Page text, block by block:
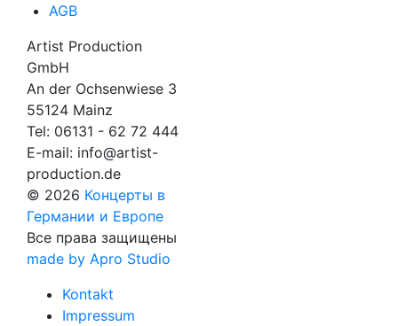
AGB
Artist Production
GmbH
An der Ochsenwiese 3
55124 Mainz
Tel: 06131 - 62 72 444
E-mail: info@artist-
production.de
© 2026 Концерты в
Германии и Европе
Все права защищены
made by Apro Studio
Kontakt
Impressum